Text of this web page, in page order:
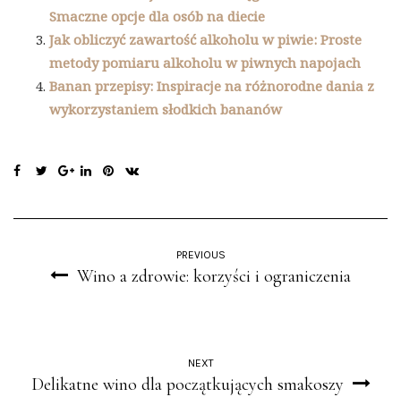
Smaczne opcje dla osób na diecie
Jak obliczyć zawartość alkoholu w piwie: Proste
metody pomiaru alkoholu w piwnych napojach
Banan przepisy: Inspiracje na różnorodne dania z
wykorzystaniem słodkich bananów
PREVIOUS
Wino a zdrowie: korzyści i ograniczenia
NEXT
Delikatne wino dla początkujących smakoszy